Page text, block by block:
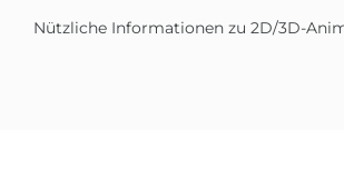
SPRACHSCHULEN
Nützliche Informationen zu 2D/3D-